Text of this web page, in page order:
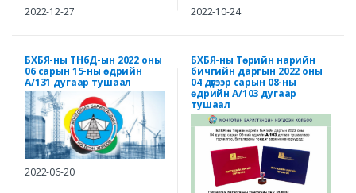
2022-12-27 2022-10-24
БХБЯ-ны ТНбД-ын 2022 оны
06 сарын 15-ны өдрийн
А/131 дугаар тушаал
2022-06-20
БХБЯ-ны Төрийн нарийн
бичгийн даргын 2022 оны
04 дүгээр сарын 08-ны
өдрийн А/103 дугаар
тушаал